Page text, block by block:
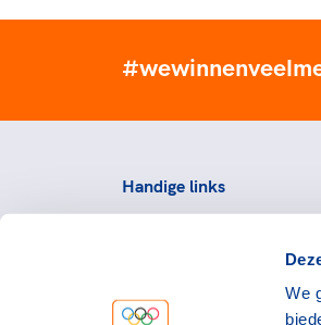
We
Handige links
Werken bij NOC*NSF